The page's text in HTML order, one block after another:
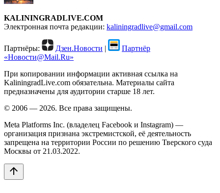
KALININGRADLIVE.COM
Электронная почта редакции: kaliningradlive@gmail.com
Партнёры: Дзен.Новости |
Партнёр
«Новости@Mail.Ru»
При копировании информации активная ссылка на
KaliningradLive.com обязательна. Материалы сайта
предназначены для аудитории старше 18 лет.
© 2006 — 2026. Все права защищены.
Meta Platforms Inc. (владелец Facebook и Instagram) —
организация признана экстремистской, её деятельность
запрещена на территории России по решению Тверского суда
Москвы от 21.03.2022.
arrow_upward